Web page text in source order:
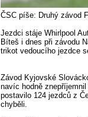
ČSC píše: Druhý závod
Jezdci stáje Whirlpool
Bíteš i dnes při závodu
trikot vedoucího jezdce
Závod Kyjovské
navíc hodně
postavilo 124 jezdců z
chyběli.